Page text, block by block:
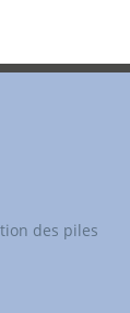
des piles